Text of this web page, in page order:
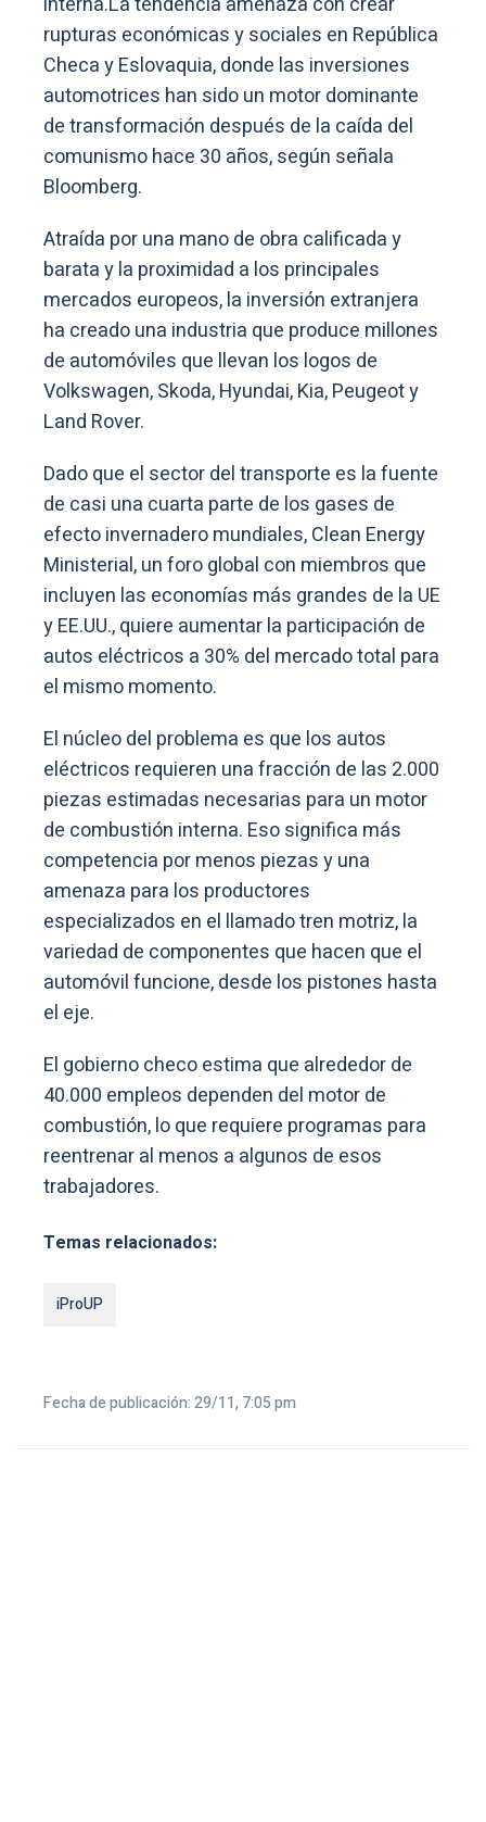
rupturas económicas y sociales en República
Checa y Eslovaquia, donde las inversiones
automotrices han sido un motor dominante
de transformación después de la caída del
comunismo hace 30 años, según señala
Bloomberg.
Atraída por una mano de obra calificada y
barata y la proximidad a los principales
mercados europeos, la inversión extranjera
ha creado una industria que produce millones
de automóviles que llevan los logos de
Volkswagen, Skoda, Hyundai, Kia, Peugeot y
Land Rover.
Dado que el sector del transporte es la fuente
de casi una cuarta parte de los gases de
efecto invernadero mundiales, Clean Energy
Ministerial, un foro global con miembros que
incluyen las economías más grandes de la UE
y EE.UU., quiere aumentar la participación de
autos eléctricos a 30% del mercado total para
el mismo momento.
El núcleo del problema es que los autos
eléctricos requieren una fracción de las 2.000
piezas estimadas necesarias para un motor
de combustión interna. Eso significa más
competencia por menos piezas y una
amenaza para los productores
especializados en el llamado tren motriz, la
variedad de componentes que hacen que el
automóvil funcione, desde los pistones hasta
el eje.
El gobierno checo estima que alrededor de
40.000 empleos dependen del motor de
combustión, lo que requiere programas para
reentrenar al menos a algunos de esos
trabajadores.
Temas relacionados:
iProUP
Fecha de publicación: 29/11, 7:05 pm